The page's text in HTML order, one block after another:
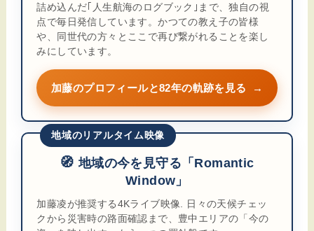
詰め込んだ｢人生航海のログブック｣まで、独自の視
点で毎日発信しています。かつての教え子の皆様
や、同世代の方々とここで再び繋がれることを楽し
みにしています。
加藤のプロフィールと82年の軌跡を見る →
地域のリアルタイム映像
🧭 地域の今を見守る「Romantic
Window」
加藤凌が推奨する4Kライブ映像. 日々の天候チェッ
クから災害時の路面確認まで、豊中エリアの「今の